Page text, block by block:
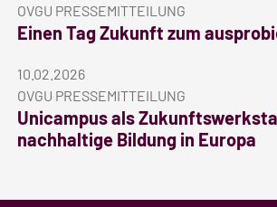
OVGU PRESSEMITTEILUNG
Einen Tag Zukunft zum
10.02.2026
OVGU PRESSEMITTEILUNG
Unicampus als
nachhaltige Bildung in Europa